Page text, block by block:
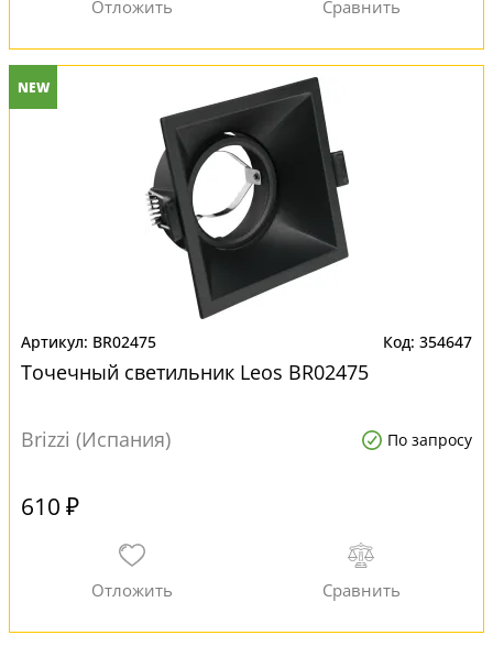
NEW
BR02475 354647
Точечный светильник Leos BR02475
Brizzi (Испания) По запросу
610 ₽